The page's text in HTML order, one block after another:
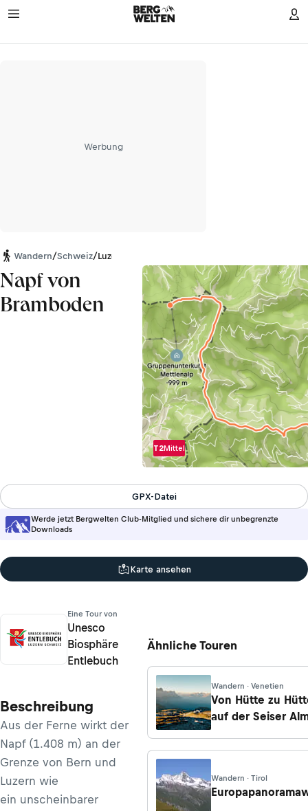
Werbung
Wandern/Schweiz/Luzern
Napf von
Bramboden
T2Mittel
Werde jetzt Bergwelten Club-Mitglied und sichere dir unbegrenzte
Downloads
GPX-Datei
Karte ansehen
Eine Tour von
Unesco
Biosphäre
Entlebuch
Beschreibung
Aus der Ferne wirkt der
Napf (1.408 m) an der
Grenze von Bern und
Luzern wie
ein unscheinbarer
Ähnliche Touren
Wandern · Venetien
Von Hütte zu
auf der Seiser
Compatsch zum
Wandern · Tirol